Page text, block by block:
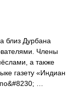
близ Дурбана
Члены
а также
газету «Индиан
…